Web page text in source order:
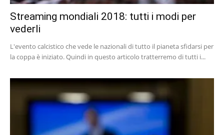
Streaming mondiali 2018: tutti i modi per
vederli
L'evento calcistico che vede le nazionali di tutto il pianeta sfidarsi per
la coppa è iniziato. Quindi in questo articolo tratterremo di tutti i...